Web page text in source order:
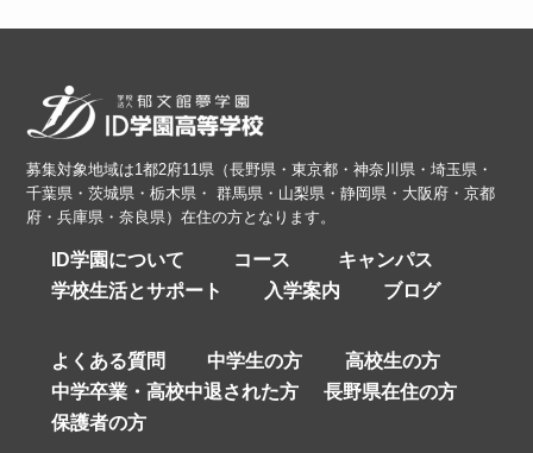
募集対象地域は1都2府11県（長野県・東京都・神奈川県・埼玉県・
千葉県・茨城県・栃木県・ 群馬県・山梨県・静岡県・大阪府・京都
府・兵庫県・奈良県）在住の方となります。
ID学園について コース
キャンパス
学校生活とサポート
入学案内 ブログ
よくある質問 中学生の方
高校生の方
中学卒業・高校中退された方
長野県在住の方
保護者の方